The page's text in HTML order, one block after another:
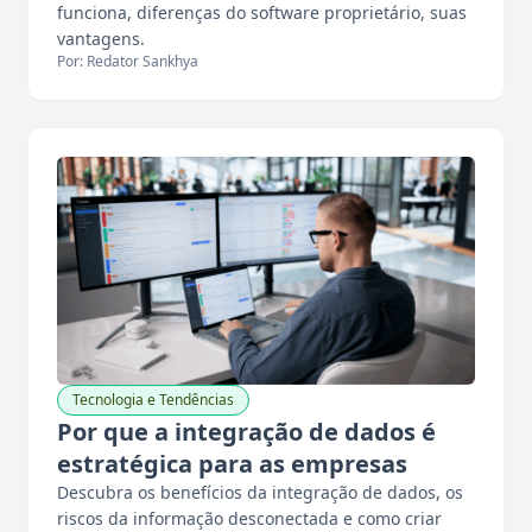
funciona, diferenças do software proprietário, suas
vantagens.
Por: Redator Sankhya
Tecnologia e Tendências
Por que a integração de dados é
estratégica para as empresas
Descubra os benefícios da integração de dados, os
riscos da informação desconectada e como criar